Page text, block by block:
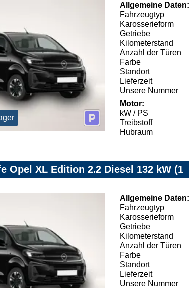
Allgemeine Daten:
Fahrzeugtyp
Karosserieform
Getriebe
Kilometerstand
Anzahl der Türen
Farbe
Standort
Lieferzeit
Unsere Nummer
Motor:
kW / PS
Treibstoff
Hubraum
Opel XL Edition 2.2 Diesel 132 kW (1
Allgemeine Daten:
Fahrzeugtyp
Karosserieform
Getriebe
Kilometerstand
Anzahl der Türen
Farbe
Standort
Lieferzeit
Unsere Nummer